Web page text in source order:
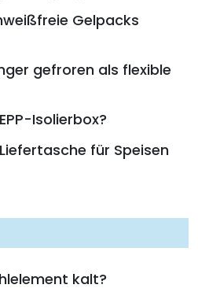
Gelpacks
gefroren als flexible
Isolierbox?
für Speisen
kalt?